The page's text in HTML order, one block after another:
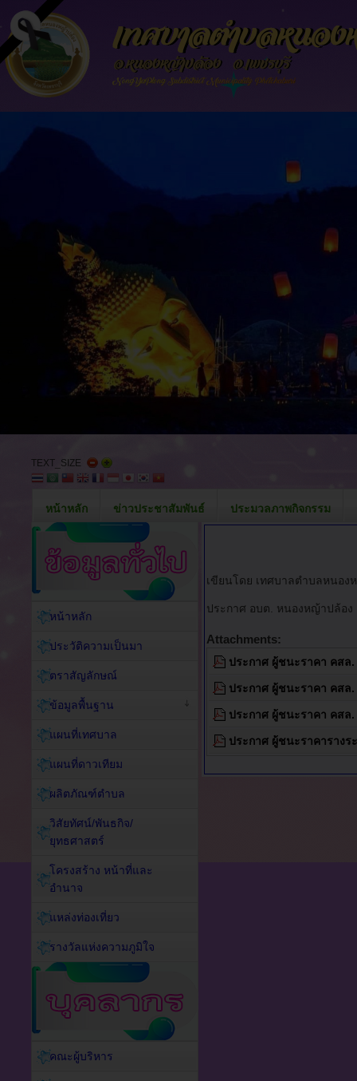
TEXT_SIZE
หน้าหลัก ข่าวประชาสัมพันธ์ ประมวลภาพกิจกรรม
เขียนโดย เทศบาลตำบลหนอง
ประกาศ อบต. หนองหญ้าปล้อง
Attachments:
ประกาศ ผู้ชนะราคา คสล
ประกาศ ผู้ชนะราคา คสล
ประกาศ ผู้ชนะราคา คสล
ประกาศ ผู้ชนะราคารางร
หน้าหลัก
ประวัติความเป็นมา
ตราสัญลักษณ์
ข้อมูลพื้นฐาน
แผนที่เทศบาล
แผนที่ดาวเทียม
ผลิตภัณฑ์ตำบล
วิสัยทัศน์/พันธกิจ/
ยุทธศาสตร์
โครงสร้าง หน้าที่และ
อำนาจ
แหล่งท่องเที่ยว
รางวัลแห่งความภูมิใจ
คณะผู้บริหาร